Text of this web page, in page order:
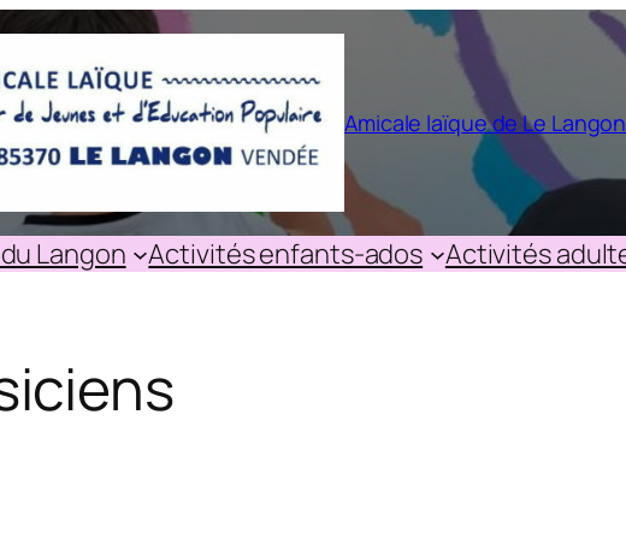
Amicale laïque de Le Langon
Langon Activités enfants-ados Activités